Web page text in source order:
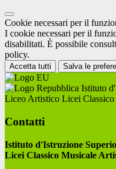
Cookie necessari per il
I cookie necessari per il
disabilitati. È possibile
policy.
Accetta tutti Salva le
Istituto
Liceo Artistico Licei
Contatti
Istituto d'Istruzione
Licei Classico Musicale